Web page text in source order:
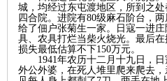
城，均经过东屯渡地区，所到之
四合院。进院有80级麻石阶台，
给了佃户张菊生一家。日寇一进
具、农具打烂当柴火烧光。最后
损失最低估算不下150万元。
1941年农历十二月十九日，
外公外婆，在死人堆里爬来爬去